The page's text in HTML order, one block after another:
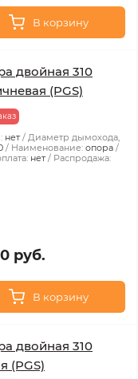
В корзину
двойная 310
(PGS)
нет
Диаметр дымохода,
Наименование: опора
нет
Распродажа:
руб.
В корзину
двойная 310
(PGS)